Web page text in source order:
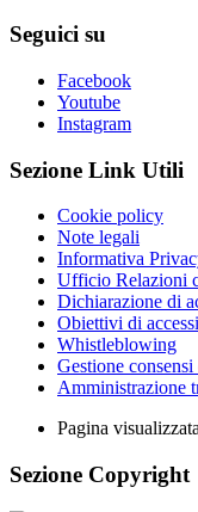
Seguici su
Facebook
Youtube
Instagram
Sezione Link Utili
Cookie policy
Note legali
Informativa
Ufficio Relazioni
Dichiarazione di
Obiettivi di
Whistleblowing
Gestione
Amministrazione
Pagina
Sezione Copyright